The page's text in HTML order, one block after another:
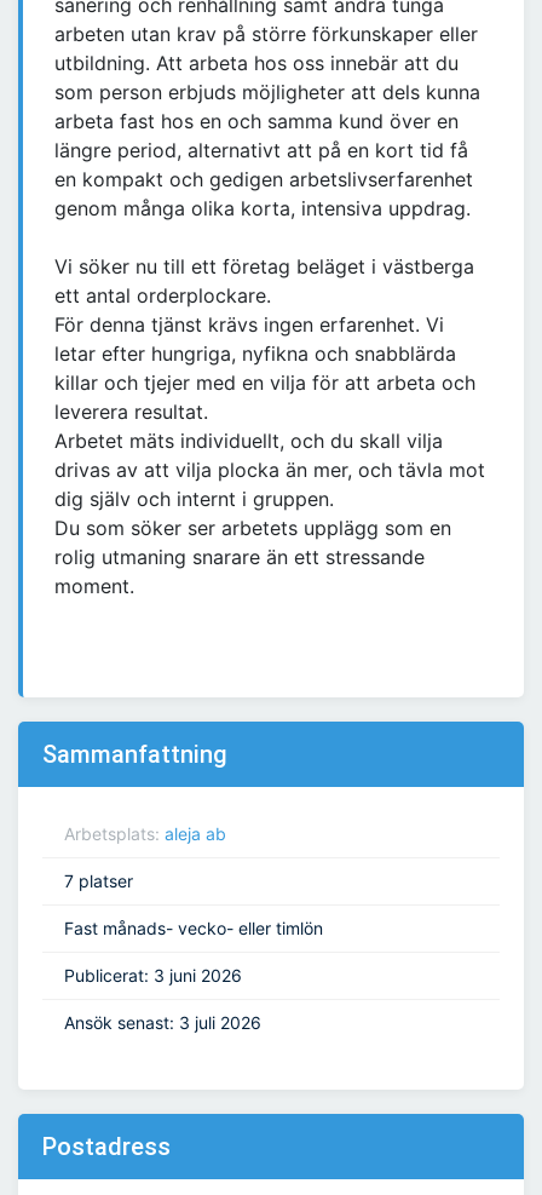
sanering och renhållning samt andra tunga
arbeten utan krav på större förkunskaper eller
utbildning. Att arbeta hos oss innebär att du
som person erbjuds möjligheter att dels kunna
arbeta fast hos en och samma kund över en
längre period, alternativt att på en kort tid få
en kompakt och gedigen arbetslivserfarenhet
genom många olika korta, intensiva uppdrag.
Vi söker nu till ett företag beläget i västberga
ett antal orderplockare.
För denna tjänst krävs ingen erfarenhet. Vi
letar efter hungriga, nyfikna och snabblärda
killar och tjejer med en vilja för att arbeta och
leverera resultat.
Arbetet mäts individuellt, och du skall vilja
drivas av att vilja plocka än mer, och tävla mot
dig själv och internt i gruppen.
Du som söker ser arbetets upplägg som en
rolig utmaning snarare än ett stressande
moment.
Sammanfattning
Arbetsplats: aleja ab
7 platser
Fast månads- vecko- eller timlön
Publicerat: 3 juni 2026
Ansök senast: 3 juli 2026
Postadress